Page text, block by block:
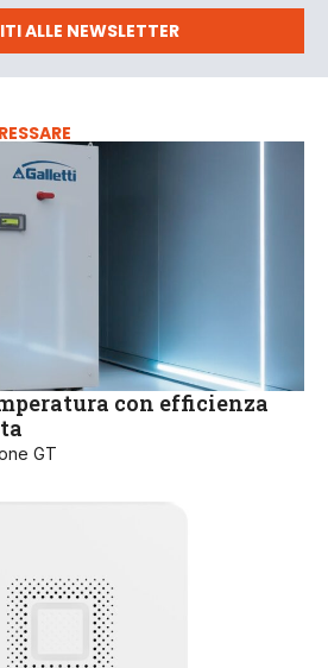
ALLE NEWSLETTER
con efficienza
GT